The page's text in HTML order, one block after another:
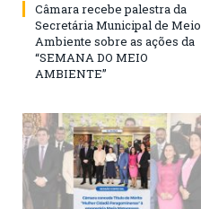
Câmara recebe palestra da
Secretária Municipal de Meio
Ambiente sobre as ações da
“SEMANA DO MEIO
AMBIENTE”